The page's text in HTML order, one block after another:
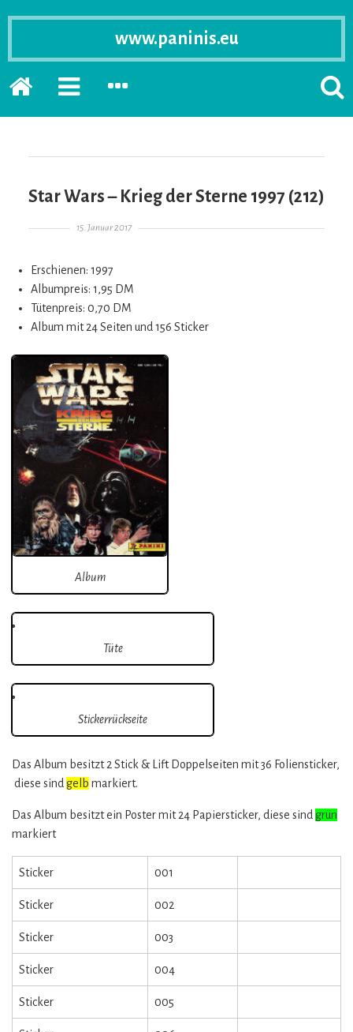
www.paninis.eu
Startseite
PRIMÄRE
ERWEITERN
SEKUNDÄRE
ERWEITERN
Star Wars – Krieg der Sterne 1997 (212)
Gepostet am
15. Januar 2017
Erschienen: 1997
Albumpreis: 1,95 DM
Tütenpreis: 0,70 DM
Album mit 24 Seiten und 156 Sticker
Album
Tüte
Stickerrückseite
Das Album besitzt 2 Stick & Lift Doppelseiten mit 36 Foliensticker,
diese sind gelb markiert.
Das Album besitzt ein Poster mit 24 Papiersticker, diese sind grün
markiert
Sticker 001
Sticker 002
Sticker 003
Sticker 004
Sticker 005